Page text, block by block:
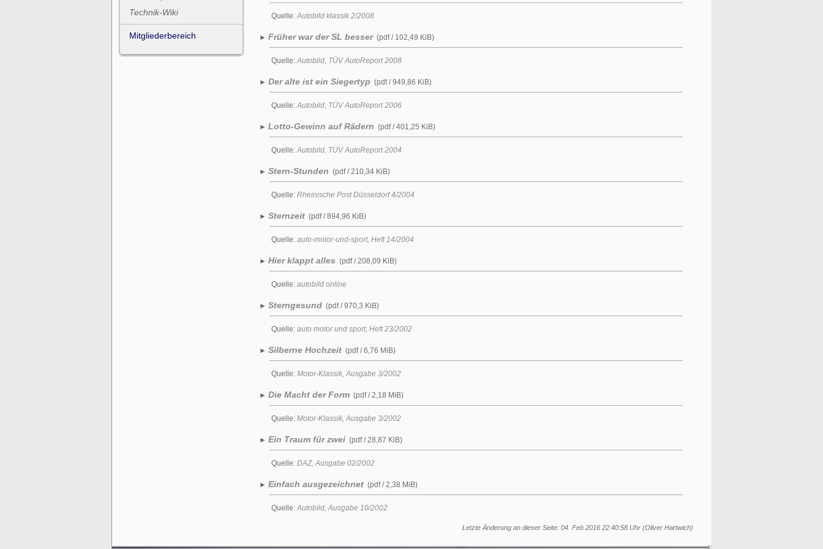
Technik-Wiki
Mitgliederbereich
Quelle:Autobild klassik 2/2008
► Früher war der SL besser(pdf / 102,49 KiB)
Quelle:Autobild, TÜVAutoReport 2008
► Der alte ist ein Siegertyp (pdf / 949,86 KiB)
Quelle:Autobild, TÜVAutoReport 2006
► Lotto-Gewinn auf Rädern (pdf / 401,25 KiB)
Quelle:Autobild, TÜVAutoReport 2004
► Stern-Stunden (pdf / 210,34 KiB)
Quelle: Rheinische Post Düsseldorf 4/2004
► Sternzeit (pdf / 894,96 KiB)
Quelle: auto-motor-und-sport, Heft 14/2004
► Hier klappt alles (pdf / 208,09 KiB)
Quelle: autobild online
► Sterngesund (pdf / 970,3 KiB)
Quelle: auto motor und sport, Heft 23/2002
► Silberne Hochzeit (pdf / 6,76 MiB)
Quelle: Motor-Klassik, Ausgabe 3/2002
► Die Macht der Form (pdf / 2,18 MiB)
Quelle: Motor-Klassik, Ausgabe 3/2002
► Ein Traum für zwei (pdf / 28,87 KiB)
Quelle: DAZ, Ausgabe 02/2002
► Einfach ausgezeichnet (pdf / 2,38 MiB)
Quelle:Autobild, Ausgabe 10/2002
Letzte Änderung an dieser Seite: 04. Feb 2016 22:40:58 Uhr (Oliver Hartwich)